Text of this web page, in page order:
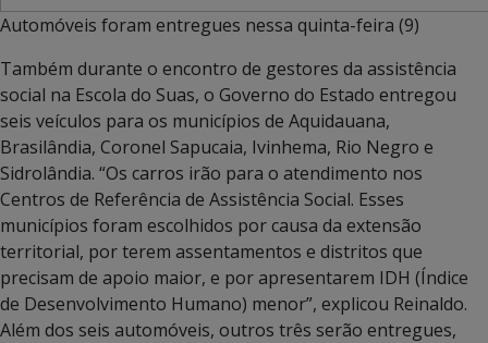
Automóveis foram entregues nessa quinta-feira (9)
Também durante o encontro de gestores da assistência
social na Escola do Suas, o Governo do Estado entregou
seis veículos para os municípios de Aquidauana,
Brasilândia, Coronel Sapucaia, Ivinhema, Rio Negro e
Sidrolândia. “Os carros irão para o atendimento nos
Centros de Referência de Assistência Social. Esses
municípios foram escolhidos por causa da extensão
territorial, por terem assentamentos e distritos que
precisam de apoio maior, e por apresentarem IDH (Índice
de Desenvolvimento Humano) menor”, explicou Reinaldo.
Além dos seis automóveis, outros três serão entregues,